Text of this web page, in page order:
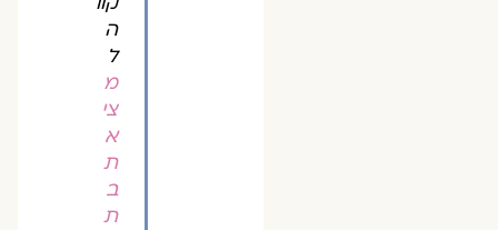
ה
ל
מ
צי
א
ת
ב
ת